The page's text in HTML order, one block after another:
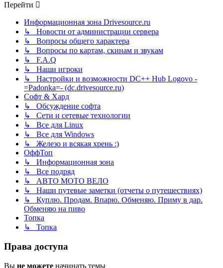
Перейти
Информационная зона Drivesource.ru
↳ Новости от администрации сервера
↳ Вопросы общего характера
↳ Вопросы по картам, скинам и звукам
↳ F.A.Q
↳ Наши игроки
↳ Настройки и возможности DC++ Hub Logovo -
=Padonka=- (dc.drivesource.ru)
Софт & Хард
↳ Обсуждение софта
↳ Сети и сетевые технологии
↳ Все для Linux
↳ Все для Windows
↳ Железо и всякая хрень :)
ОффТоп
↳ Информационная зона
↳ Все подряд
↳ АВТО МОТО ВЕЛО
↳ Наши путевые заметки (отчеты о путешествиях)
↳ Куплю. Продам. Впарю. Обменяю. Приму в дар.
Обменяю на пиво
Топка
↳ Топка
Права доступа
Вы не можете начинать темы